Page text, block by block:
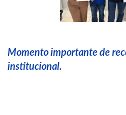
Momento importante de
institucional.